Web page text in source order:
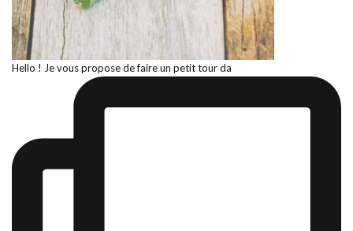
Hello ! Je vous propose de faire un petit tour da